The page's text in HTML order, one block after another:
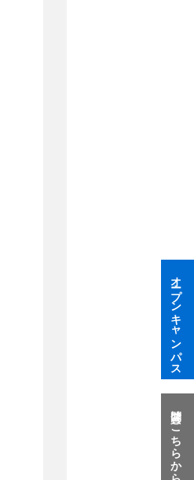
オープンキャンパス
質問はこちらから